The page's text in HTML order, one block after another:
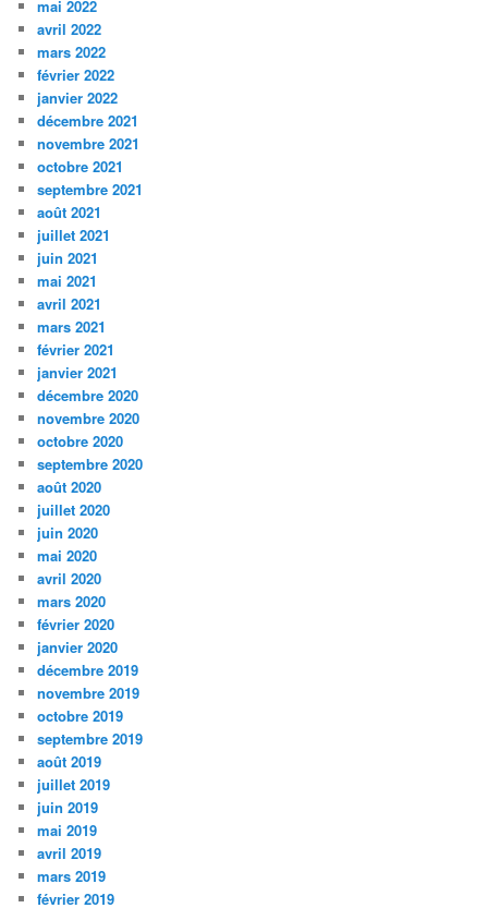
mai 2022
avril 2022
mars 2022
février 2022
janvier 2022
décembre 2021
novembre 2021
octobre 2021
septembre 2021
août 2021
juillet 2021
juin 2021
mai 2021
avril 2021
mars 2021
février 2021
janvier 2021
décembre 2020
novembre 2020
octobre 2020
septembre 2020
août 2020
juillet 2020
juin 2020
mai 2020
avril 2020
mars 2020
février 2020
janvier 2020
décembre 2019
novembre 2019
octobre 2019
septembre 2019
août 2019
juillet 2019
juin 2019
mai 2019
avril 2019
mars 2019
février 2019